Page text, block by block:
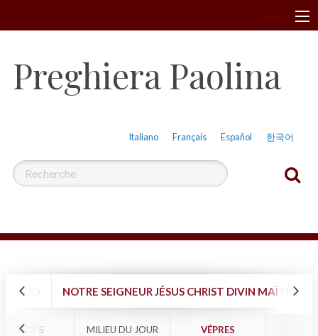
l
n
Italiano Français Español 한국어
Preghiera Paolina
NOTRE SEIGNEUR JÉSUS CHRIST DIVIN MAÎTRE
LAUDES MILIEU DU JOUR VÊPRES